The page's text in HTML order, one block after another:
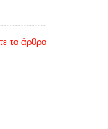
το άρθρο